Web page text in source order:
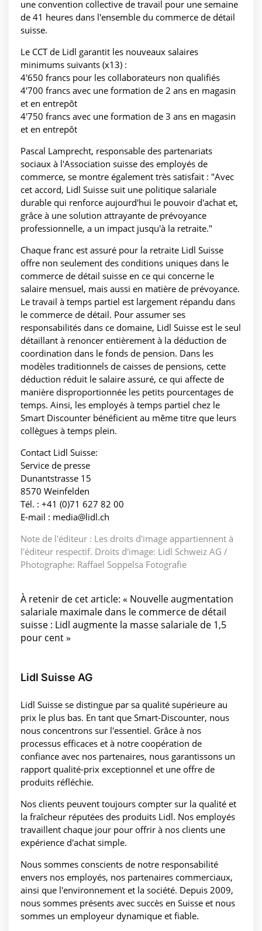
une convention collective de travail pour une semaine
de 41 heures dans l'ensemble du commerce de détail
suisse.
Le CCT de Lidl garantit les nouveaux salaires
minimums suivants (x13) :
4'650 francs pour les collaborateurs non qualifiés
4'700 francs avec une formation de 2 ans en magasin
et en entrepôt
4'750 francs avec une formation de 3 ans en magasin
et en entrepôt
Pascal Lamprecht, responsable des partenariats
sociaux à l'Association suisse des employés de
commerce, se montre également très satisfait : "Avec
cet accord, Lidl Suisse suit une politique salariale
durable qui renforce aujourd'hui le pouvoir d'achat et,
grâce à une solution attrayante de prévoyance
professionnelle, a un impact jusqu'à la retraite."
Chaque franc est assuré pour la retraite Lidl Suisse
offre non seulement des conditions uniques dans le
commerce de détail suisse en ce qui concerne le
salaire mensuel, mais aussi en matière de prévoyance.
Le travail à temps partiel est largement répandu dans
le commerce de détail. Pour assumer ses
responsabilités dans ce domaine, Lidl Suisse est le seul
détaillant à renoncer entièrement à la déduction de
coordination dans le fonds de pension. Dans les
modèles traditionnels de caisses de pensions, cette
déduction réduit le salaire assuré, ce qui affecte de
manière disproportionnée les petits pourcentages de
temps. Ainsi, les employés à temps partiel chez le
Smart Discounter bénéficient au même titre que leurs
collègues à temps plein.
Contact Lidl Suisse:
Service de presse
Dunantstrasse 15
8570 Weinfelden
Tél. : +41 (0)71 627 82 00
E-mail : media@lidl.ch
Note de l'éditeur : Les droits d'image appartiennent à
l'éditeur respectif. Droits d'image: Lidl Schweiz AG /
Photographe: Raffael Soppelsa Fotografie
À retenir de cet article: « Nouvelle augmentation
salariale maximale dans le commerce de détail
suisse : Lidl augmente la masse salariale de 1,5
pour cent »
Lidl Suisse AG
Lidl Suisse se distingue par sa qualité supérieure au
prix le plus bas. En tant que Smart-Discounter, nous
nous concentrons sur l'essentiel. Grâce à nos
processus efficaces et à notre coopération de
confiance avec nos partenaires, nous garantissons un
rapport qualité-prix exceptionnel et une offre de
produits réfléchie.
Nos clients peuvent toujours compter sur la qualité et
la fraîcheur réputées des produits Lidl. Nos employés
travaillent chaque jour pour offrir à nos clients une
expérience d'achat simple.
Nous sommes conscients de notre responsabilité
envers nos employés, nos partenaires commerciaux,
ainsi que l'environnement et la société. Depuis 2009,
nous sommes présents avec succès en Suisse et nous
sommes un employeur dynamique et fiable.